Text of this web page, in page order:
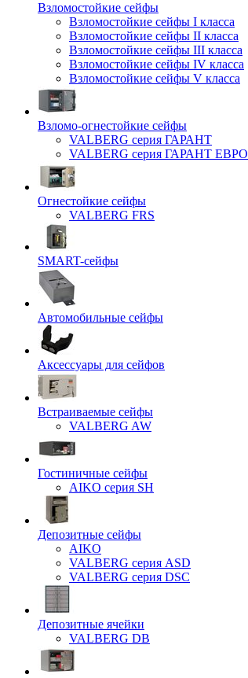
Взломостойкие сейфы
Взломостойкие сейфы I класса
Взломостойкие сейфы II класса
Взломостойкие сейфы III класса
Взломостойкие сейфы IV класса
Взломостойкие сейфы V класса
Взломо-огнестойкие сейфы
VALBERG серия ГАРАНТ
VALBERG серия ГАРАНТ ЕВРО
Огнестойкие сейфы
VALBERG FRS
SMART-сейфы
Автомобильные сейфы
Аксессуары для сейфов
Встраиваемые сейфы
VALBERG AW
Гостиничные сейфы
AIKO серия SH
Депозитные сейфы
AIKO
VALBERG серия ASD
VALBERG серия DSC
Депозитные ячейки
VALBERG DB